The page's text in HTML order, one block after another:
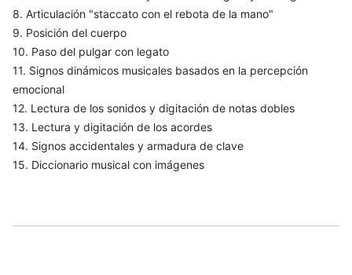
8. Articulación "staccato con el rebota de la mano"
9. Posición del cuerpo
10. Paso del pulgar con legato
11. Signos dinámicos musicales basados en la percepción
emocional
12. Lectura de los sonidos y digitación de notas dobles
13. Lectura y digitación de los acordes
14. Signos accidentales y armadura de clave
15. Diccionario musical con imágenes